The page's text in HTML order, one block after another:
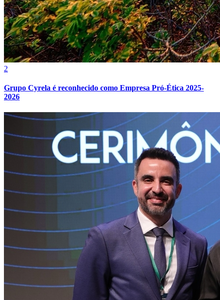
2
Grupo Cyrela é reconhecido como Empresa Pró-Ética 2025-
2026